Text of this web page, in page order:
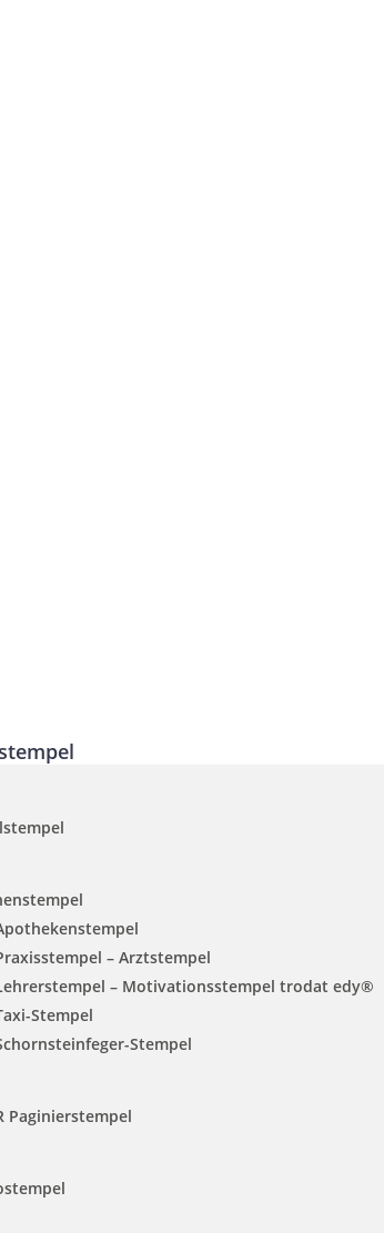
– Arztstempel
– Motivationsstempel trodat edy®
Stempel
Stempel
Paginierstempel